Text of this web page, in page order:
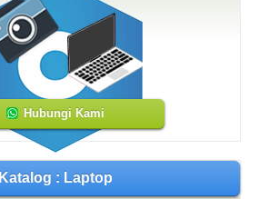
Hubungi Kami
Katalog : Laptop